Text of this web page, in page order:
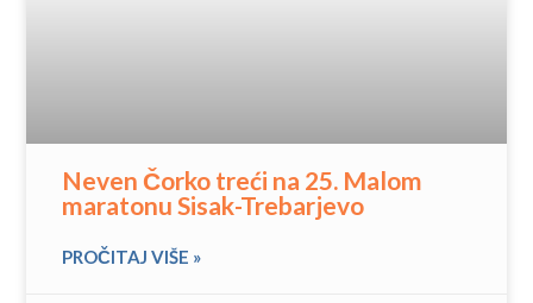
Neven Čorko treći na 25. Malom
maratonu Sisak-Trebarjevo
PROČITAJ VIŠE »